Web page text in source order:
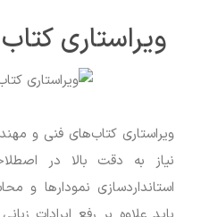
ویراستاری
ویراستاری کتاب‌های فنی و
نیاز به دقت بالا در
استانداردسازی نمودارها و